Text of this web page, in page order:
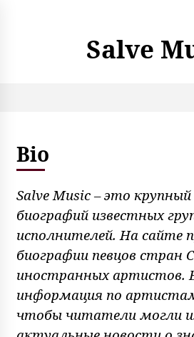
Salve
Bio
Salve Music – это
биографий известных
исполнителей. На сайте
биографии певцов стран
иностранных артистов.
информация по
чтобы читатели могли